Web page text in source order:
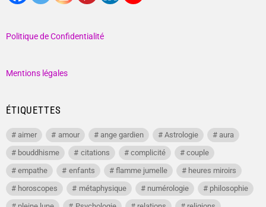
Politique de Confidentialité
Mentions légales
ÉTIQUETTES
aimer amour ange gardien Astrologie
aura
bouddhisme
citations complicité
couple
empathe
enfants flamme jumelle
heures miroirs
horoscopes
métaphysique numérologie
philosophie